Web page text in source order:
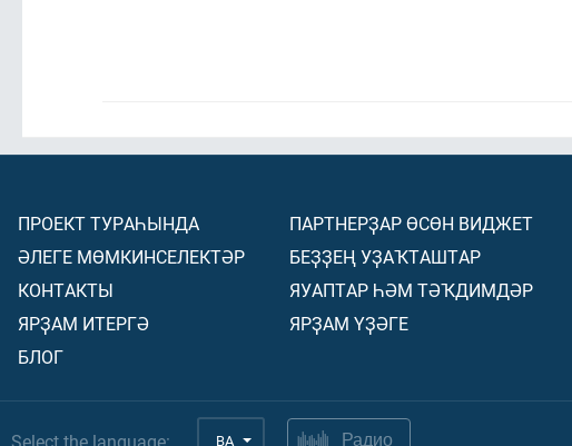
ПРОЕКТ ТУРАҺЫНДА
ӘЛЕГЕ МӨМКИНСЕЛЕКТӘР
КОНТАКТЫ
ЯРҘАМ ИТЕРГӘ
БЛОГ
ПАРТНЕРҘАР ӨСӨН ВИДЖЕТ
БЕҘҘЕҢ УҘАҠТАШТАР
ЯУАПТАР ҺӘМ ТӘҠДИМДӘР
ЯРҘАМ ҮҘӘГЕ
Select the language: BA Радио